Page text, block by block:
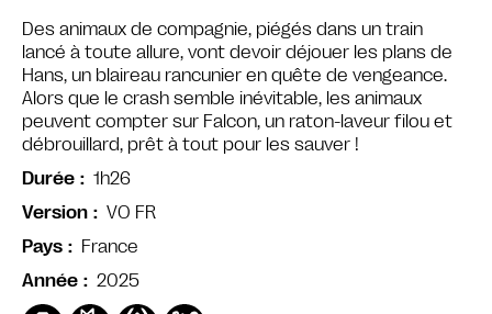
Des animaux de compagnie, piégés dans un train
lancé à toute allure, vont devoir déjouer les plans de
Hans, un blaireau rancunier en quête de vengeance.
Alors que le crash semble inévitable, les animaux
peuvent compter sur Falcon, un raton-laveur filou et
débrouillard, prêt à tout pour les sauver !
Durée
1h26
Version
VO FR
Pays
France
Année
2025